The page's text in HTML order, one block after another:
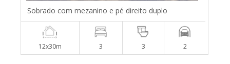
Sobrado com mezanino e pé direito duplo
12x30m 3 3 2